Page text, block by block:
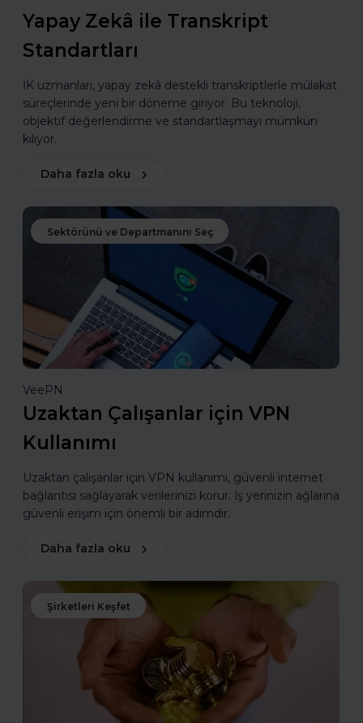
Yapay Zekâ ile Transkript
Standartları
İK uzmanları, yapay zekâ destekli transkriptlerle mülakat
süreçlerinde yeni bir döneme giriyor. Bu teknoloji,
objektif değerlendirme ve standartlaşmayı mümkün
kılıyor.
Daha fazla oku
Sektörünü ve Departmanını Seç
VeePN
Uzaktan Çalışanlar için VPN
Kullanımı
Uzaktan çalışanlar için VPN kullanımı, güvenli internet
bağlantısı sağlayarak verilerinizi korur. İş yerinizin ağlarına
güvenli erişim için önemli bir adımdır.
Daha fazla oku
Şirketleri Keşfet